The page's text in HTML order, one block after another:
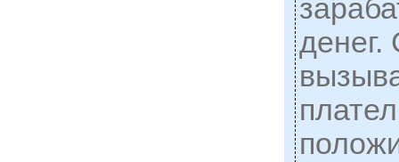
денег.